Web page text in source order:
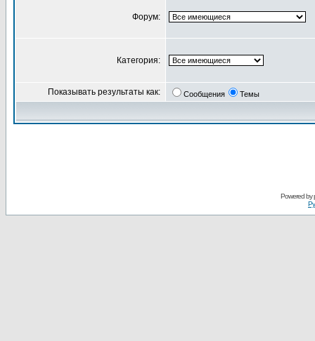
Форум:
Категория:
Показывать результаты как: Сообщения Темы
Powered by